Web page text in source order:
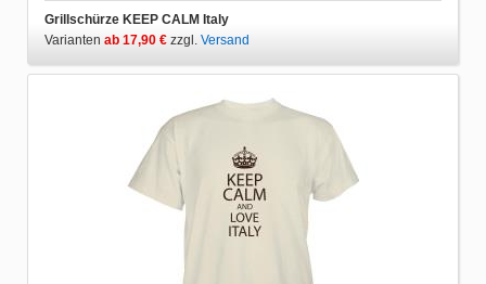
Grillschürze KEEP CALM Italy
Varianten ab 17,90 € zzgl. Versand